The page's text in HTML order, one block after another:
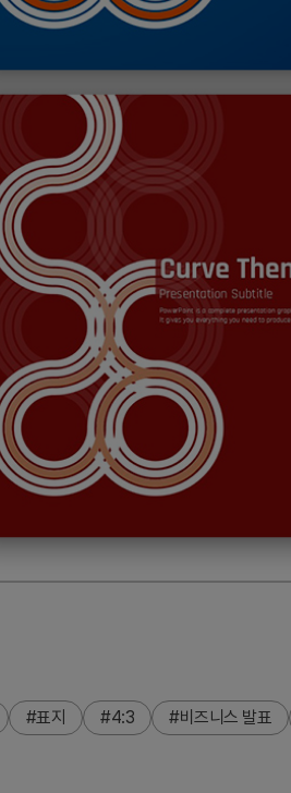
#표지 #4:3 #비즈니스 발표